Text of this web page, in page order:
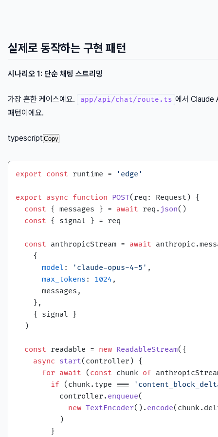
실제로 동작하는 구현 패턴
시나리오 1: 단순 채팅 스트리밍
가장 흔한 케이스예요. app/api/chat/route.ts 에서 Claude
패턴이에요.
typescriptCopy
export const runtime = 'edge'
export async function POST( req: Request ) {
const { messages } = await req. json()
const { signal } = req
const anthropicStream = await anthropic.
    {
model : 'claude-opus-4-5' ,
max_tokens : 1024,
      messages,
    },
    { signal }
  )
const readable = new ReadableStream({
async start( controller) {
for await ( const chunk of
if (chunk. type ===
          controller.
enqueue(
new TextEncoder(). encode(chunk.
          )
        }